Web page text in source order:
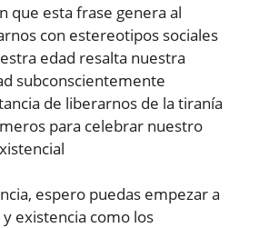
que esta frase genera al
con estereotipos sociales
edad resalta nuestra
subconscientemente
de liberarnos de la tiranía
para celebrar nuestro
espero puedas empezar a
existencia como los